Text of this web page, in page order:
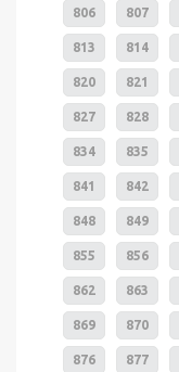
806 807
813 814
820 821
827 828
834 835
841 842
848 849
855 856
862 863
869 870
876 877